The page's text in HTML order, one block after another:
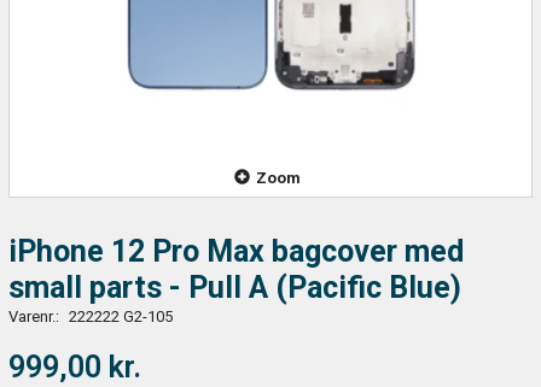
Zoom
iPhone 12 Pro Max bagcover med
small parts - Pull A (Pacific Blue)
Varenr.: 222222 G2-105
999,00 kr.